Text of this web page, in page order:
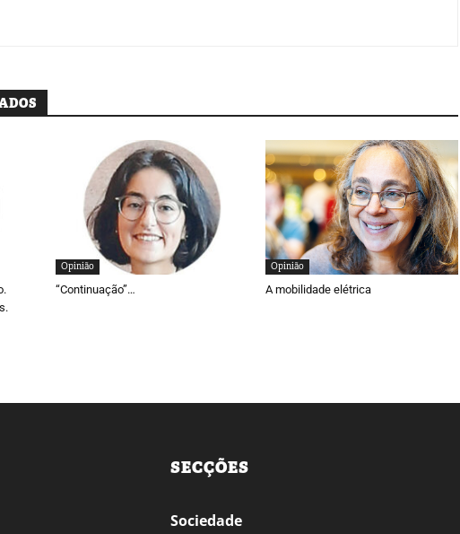
Opinião
“Continuação”…
Opinião
A mobilidade elétrica
SECÇÕES
Sociedade